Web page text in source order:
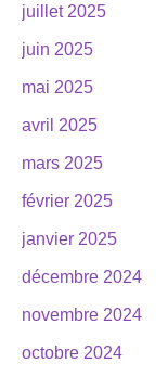
juillet 2025
juin 2025
mai 2025
avril 2025
mars 2025
février 2025
janvier 2025
décembre 2024
novembre 2024
octobre 2024